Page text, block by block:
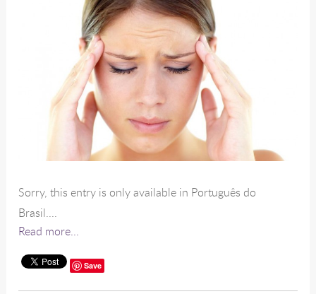
Sorry, this entry is only available in Português do
Brasil....
Read more...
Save